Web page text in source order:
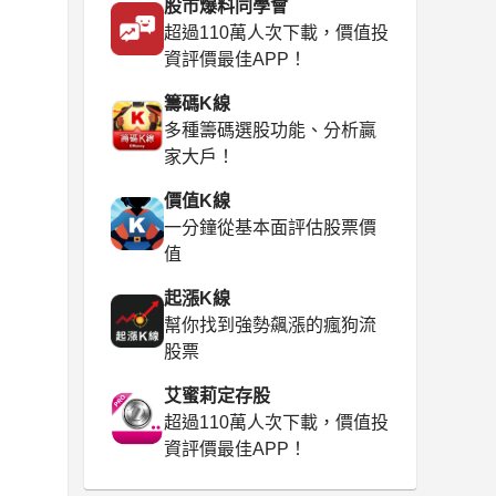
股市爆料同學會
超過110萬人次下載，價值投
資評價最佳APP！
籌碼K線
多種籌碼選股功能、分析贏
家大戶！
價值K線
一分鐘從基本面評估股票價
值
起漲K線
幫你找到強勢飆漲的瘋狗流
股票
艾蜜莉定存股
超過110萬人次下載，價值投
資評價最佳APP！